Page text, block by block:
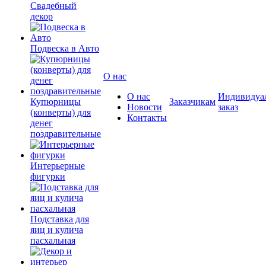
Свадебный
декор
Подвеска в Авто
Купюрницы
(конверты) для
денег
поздравительные
Интерьерные
фигурки
Подставка для
яиц и кулича
пасхальная
О нас
О нас
Новости
Контакты
Заказчикам
заказ